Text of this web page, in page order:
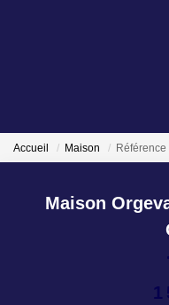
Accueil Maison Référence
Maison
1